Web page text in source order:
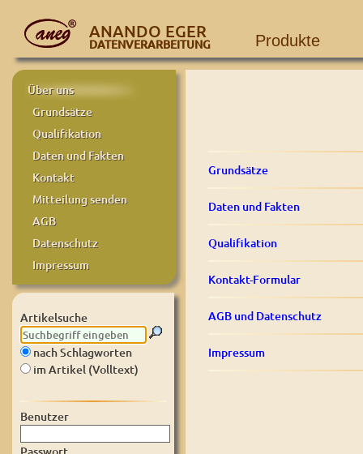
ANANDO EGER
DATENVERARBEITUNG Produkte
Über uns
Grundsätze
Qualifikation
Daten und Fakten
Kontakt
Mitteilung senden
AGB
Datenschutz
Impressum
Artikelsuche
nach Schlagworten
im Artikel (Volltext)
Benutzer
Grundsätze
Daten und Fakten
Qualifikation
Kontakt-Formular
AGB und Datenschutz
Impressum